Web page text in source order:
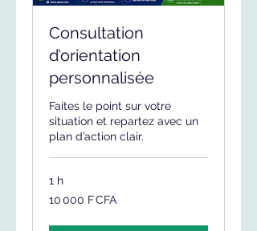
Consultation
d’orientation
personnalisée
Faites le point sur votre
situation et repartez avec un
plan d’action clair.
1 h
francs
10 000 F CFA